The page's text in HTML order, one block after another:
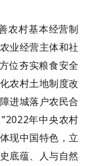
农村基本经营制
业经营主体和社
位夯实粮食安全
农村土地制度改
进城落户农民合
年中央农村
现中国特色，立
底蕴、人与自然